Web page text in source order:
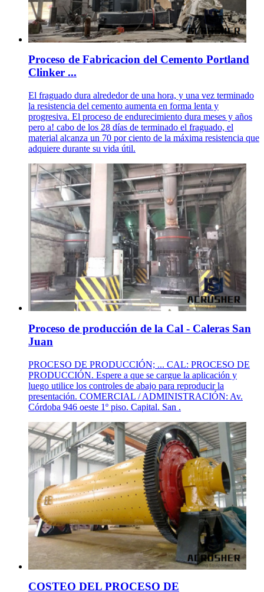
Proceso de Fabricacion del Cemento Portland
Clinker ...
El fraguado dura alrededor de una hora, y una vez terminado
la resistencia del cemento aumenta en forma lenta y
progresiva. El proceso de endurecimiento dura meses y años
pero a! cabo de los 28 días de terminado el fraguado, el
material alcanza un 70 por ciento de la máxima resistencia que
adquiere durante su vida útil.
Proceso de producción de la Cal - Caleras San
Juan
PROCESO DE PRODUCCIÓN; ... CAL: PROCESO DE
PRODUCCIÓN. Espere a que se cargue la aplicación y
luego utilice los controles de abajo para reproducir la
presentación. COMERCIAL / ADMINISTRACIÓN: Av.
Córdoba 946 oeste 1º piso. Capital. San .
COSTEO DEL PROCESO DE